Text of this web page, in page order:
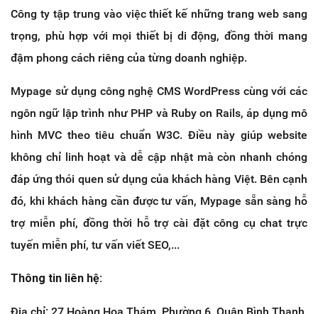
Công ty tập trung vào việc thiết kế những trang web sang
trọng, phù hợp với mọi thiết bị di động, đồng thời mang
đậm phong cách riêng của từng doanh nghiệp.
Mypage sử dụng công nghệ CMS WordPress cùng với các
ngôn ngữ lập trình như PHP và Ruby on Rails, áp dụng mô
hình MVC theo tiêu chuẩn W3C. Điều này giúp website
không chỉ linh hoạt và dễ cập nhật mà còn nhanh chóng
đáp ứng thói quen sử dụng của khách hàng Việt. Bên cạnh
đó, khi khách hàng cần được tư vấn, Mypage sẵn sàng hỗ
trợ miễn phí, đồng thời hỗ trợ cài đặt công cụ chat trực
tuyến miễn phí, tư vấn viết SEO,...
Thông tin liên hệ:
Địa chỉ: 27 Hoàng Hoa Thám, Phường 6, Quận Bình Thạnh,